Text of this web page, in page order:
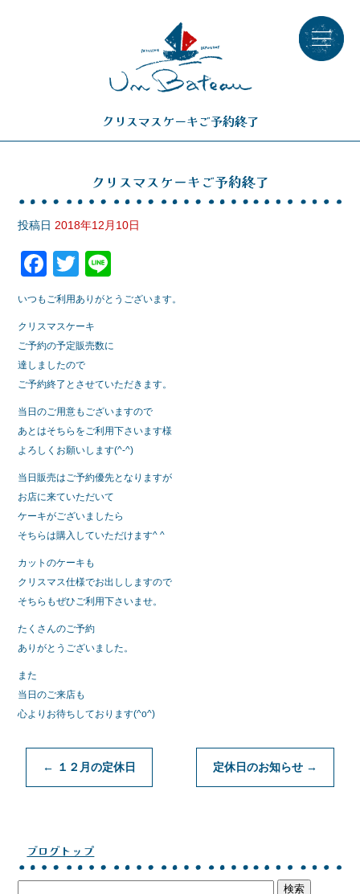
クリスマスケーキご予約終了
クリスマスケーキご予約終了
投稿日 2018年12月10日
F
a
e
b
o
o
k
T
wi
tt
er
n
いつもご利用ありがとうございます。
クリスマスケーキ
ご予約の予定販売数に
達しましたので
ご予約終了とさせていただきます。
当日のご用意もございますので
あとはそちらをご利用下さいます様
よろしくお願いします(^-^)
当日販売はご予約優先となりますが
お店に来ていただいて
ケーキがございましたら
そちらは購入していただけます^ ^
カットのケーキも
クリスマス仕様でお出ししますので
そちらもぜひご利用下さいませ。
たくさんのご予約
ありがとうございました。
また
当日のご来店も
心よりお待ちしております(^o^)
← １２月の定休日 定休日のお知らせ →
ブログトップ